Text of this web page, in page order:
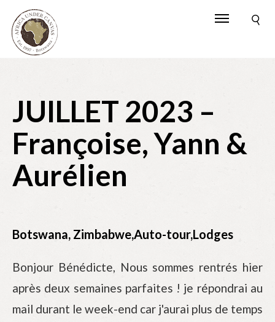
JUILLET 2023 –
Françoise, Yann &
Aurélien
Botswana, Zimbabwe,Auto-tour,Lodges
Bonjour Bénédicte, Nous sommes rentrés hier
après deux semaines parfaites ! je répondrai au
mail durant le week-end car j'aurai plus de temps